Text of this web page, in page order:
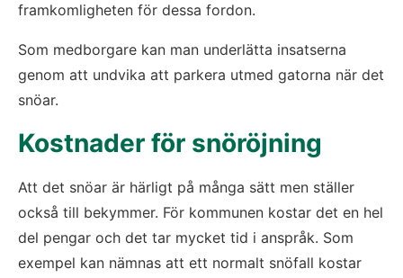
framkomligheten för dessa fordon.
Som medborgare kan man underlätta insatserna
genom att undvika att parkera utmed gatorna när det
snöar.
Kostnader för snöröjning
Att det snöar är härligt på många sätt men ställer
också till bekymmer. För kommunen kostar det en hel
del pengar och det tar mycket tid i anspråk. Som
exempel kan nämnas att ett normalt snöfall kostar